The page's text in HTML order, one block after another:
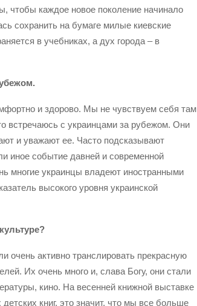
чтобы каждое новое поколение начинало
сохранить на бумаге милые киевские
в учебниках, а дух города – в
и здорово. Мы не чувствуем себя там
встречаюсь с украинцами за рубежом. Они
и уважают ее. Часто подсказывают
иное событие давней и современной
многие украинцы владеют иностранными
высокого уровня украинской
очень активно транслировать прекрасную
Их очень много и, слава Богу, они стали
кино. На весенней книжной выставке
книг, это значит, что мы все больше